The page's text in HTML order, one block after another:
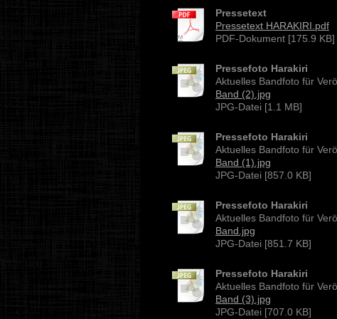
Pressetext
Pressetext HARAKIRI.pdf
PDF-Dokument [175.9 KB]
Pressefoto Harakiri
Aktuelles Bandfoto für
Band (2).jpg
JPG-Datei [1.1 MB]
Pressefoto Harakiri
Aktuelles Bandfoto für
Band (1).jpg
JPG-Datei [857.0 KB]
Pressefoto Harakiri
Aktuelles Bandfoto für
Band.jpg
JPG-Datei [851.7 KB]
Pressefoto Harakiri
Aktuelles Bandfoto für
Band (3).jpg
JPG-Datei [707.0 KB]